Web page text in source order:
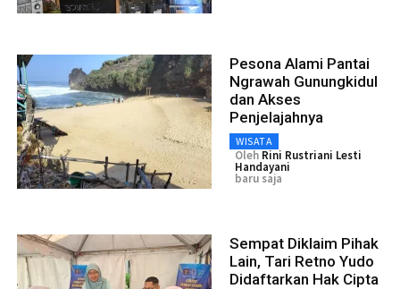
Pesona Alami Pantai
Ngrawah Gunungkidul
dan Akses
Penjelajahnya
WISATA
Oleh Rini Rustriani Lesti
Handayani
baru saja
Sempat Diklaim Pihak
Lain, Tari Retno Yudo
Didaftarkan Hak Cipta